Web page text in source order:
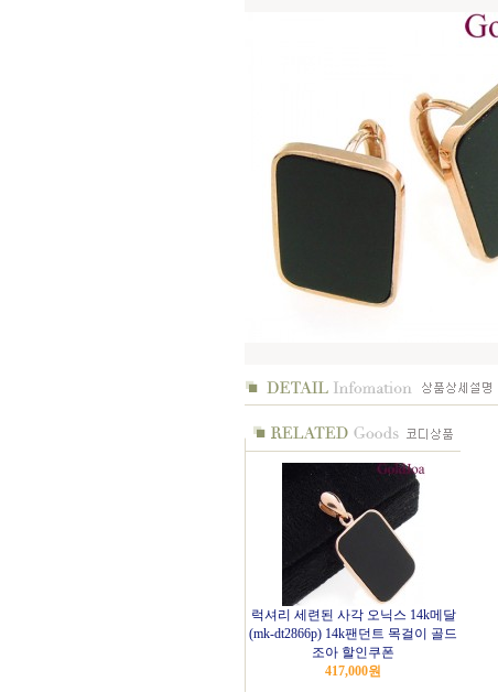
럭셔리 세련된 사각 오닉스 14k메달
(mk-dt2866p) 14k팬던트 목걸이 골드
조아 할인쿠폰
417,000원